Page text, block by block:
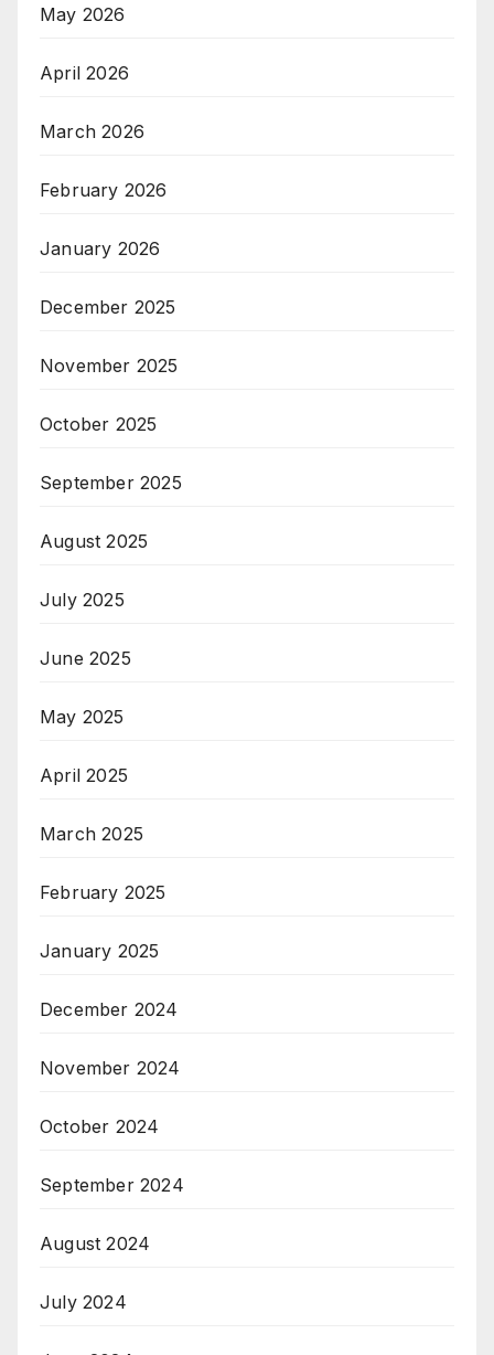
May 2026
April 2026
March 2026
February 2026
January 2026
December 2025
November 2025
October 2025
September 2025
August 2025
July 2025
June 2025
May 2025
April 2025
March 2025
February 2025
January 2025
December 2024
November 2024
October 2024
September 2024
August 2024
July 2024